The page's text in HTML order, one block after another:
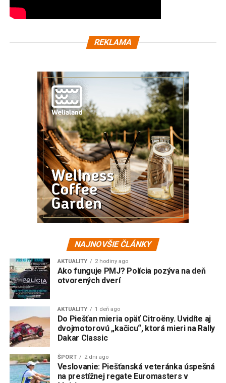
REKLAMA
NAJNOVŠIE ČLÁNKY
AKTUALITY 2 hodiny ago
Ako funguje PMJ? Polícia pozýva na deň
otvorených dverí
AKTUALITY 1 deň ago
Do Piešťan mieria opäť Citroëny. Uvidíte aj
dvojmotorovú „kačicu“, ktorá mieri na Rally
Dakar Classic
ŠPORT 2 dni ago
Veslovanie: Piešťanská veteránka úspešná
na prestížnej regate Euromasters v